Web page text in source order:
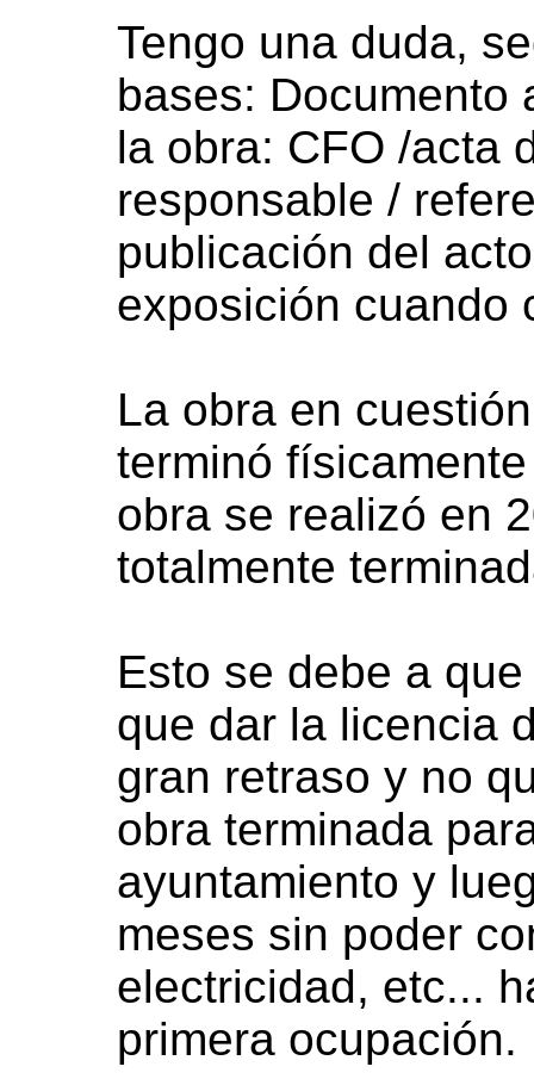
Tengo una duda,
bases: Documento
la obra: CFO /acta
responsable /
publicación del
exposición cuando
La obra en
terminó
obra se realizó en
totalmente
Esto se debe a
que dar la licencia
gran retraso y no
obra terminada
ayuntamiento y
meses sin poder
electricidad, etc...
primera ocupación.